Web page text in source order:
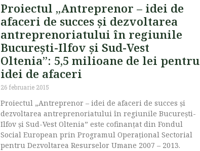
Proiectul „Antreprenor – idei de
afaceri de succes și dezvoltarea
antreprenoriatului în regiunile
București-Ilfov și Sud-Vest
Oltenia”: 5,5 milioane de lei pentru
idei de afaceri
26 februarie 2015
Proiectul „Antreprenor – idei de afaceri de succes și
dezvoltarea antreprenoriatului în regiunile București-
Ilfov și Sud-Vest Oltenia” este cofinanţat din Fondul
Social European prin Programul Operaţional Sectorial
pentru Dezvoltarea Resurselor Umane 2007 – 2013.